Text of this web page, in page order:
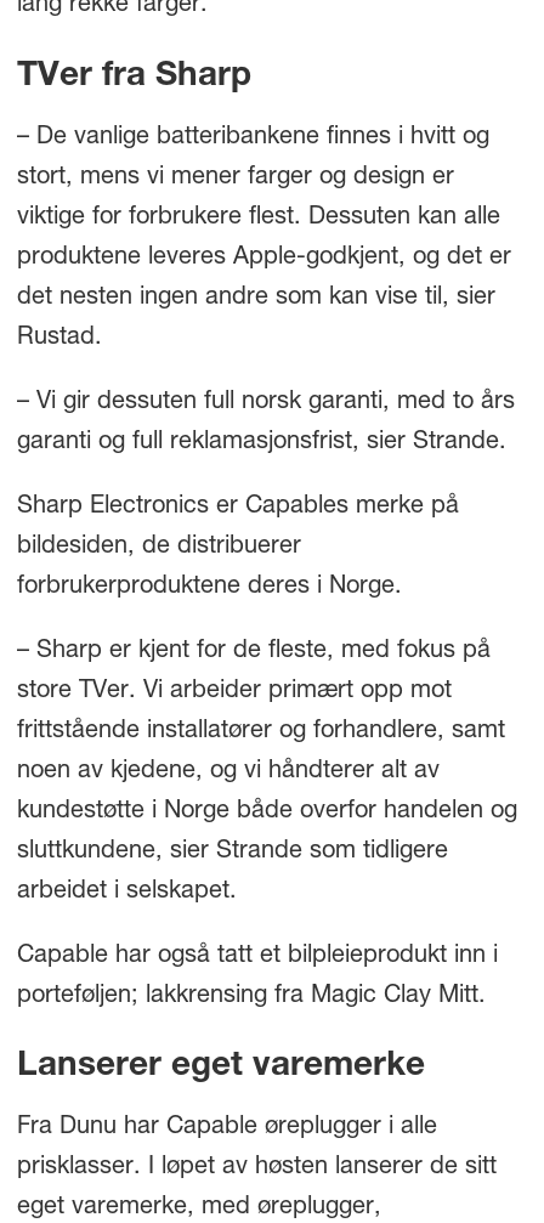
lang rekke farger.
TVer fra Sharp
– De vanlige batteribankene finnes i hvitt og
stort, mens vi mener farger og design er
viktige for forbrukere flest. Dessuten kan alle
produktene leveres Apple-godkjent, og det er
det nesten ingen andre som kan vise til, sier
Rustad.
– Vi gir dessuten full norsk garanti, med to års
garanti og full reklamasjonsfrist, sier Strande.
Sharp Electronics er Capables merke på
bildesiden, de distribuerer
forbrukerproduktene deres i Norge.
– Sharp er kjent for de fleste, med fokus på
store TVer. Vi arbeider primært opp mot
frittstående installatører og forhandlere, samt
noen av kjedene, og vi håndterer alt av
kundestøtte i Norge både overfor handelen og
sluttkundene, sier Strande som tidligere
arbeidet i selskapet.
Capable har også tatt et bilpleieprodukt inn i
porteføljen; lakkrensing fra Magic Clay Mitt.
Lanserer eget varemerke
Fra Dunu har Capable øreplugger i alle
prisklasser. I løpet av høsten lanserer de sitt
eget varemerke, med øreplugger,